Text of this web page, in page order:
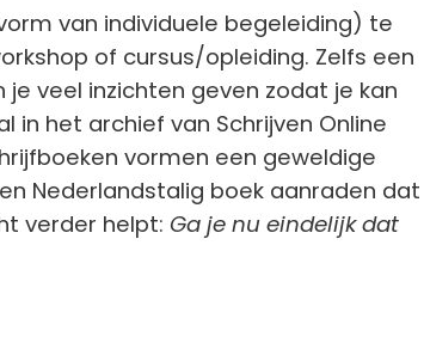
van individuele begeleiding) te
of cursus/opleiding. Zelfs een
veel inzichten geven zodat je kan
in het archief van Schrijven Online
vormen een geweldige
Nederlandstalig boek aanraden dat
verder helpt: Ga je nu eindelijk dat